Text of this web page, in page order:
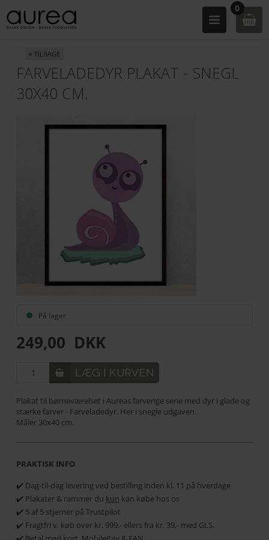
0
«-TILBAGE
FARVELADEDYR PLAKAT - SNEGL
30X40 CM.
På lager
249,00 DKK
Plakat til børneværelset i Aureas farverige serie med dyr i glade og
stærke farver - Farveladedyr. Her i snegle udgaven.
Måler 30x40 cm.
PRAKTISK INFO
✔️ Dag-til-dag levering ved bestilling inden kl. 11 på hverdage
✔️ Plakater & rammer du kun kan købe hos os
✔️ 5 af 5 stjerner på Trustpilot
✔️ Fragtfri v. køb over kr. 999,- ellers fra kr. 39,- med GLS.